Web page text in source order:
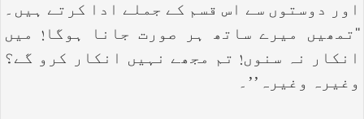
اور دوستوں سے اس قسم کے جملے ادا کرتے ہیں۔
‘‘تمھیں میرے ساتھ ہر صورت جانا ہوگا! میں
انکار نہ سنوں! تم مجھے نہیں انکار کرو گے؟
وغیرہ وغیرہ’’۔